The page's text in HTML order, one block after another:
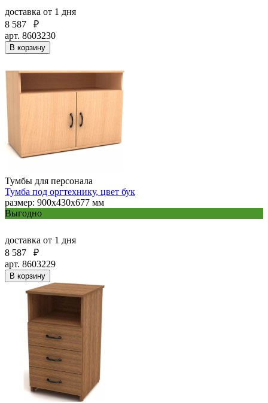
доставка от 1 дня
8 587
₽
арт. 8603230
В корзину
Тумбы для персонала
Тумба под оргтехнику, цвет бук
размер: 900х430х677 мм
Выгодно
доставка от 1 дня
8 587
₽
арт. 8603229
В корзину